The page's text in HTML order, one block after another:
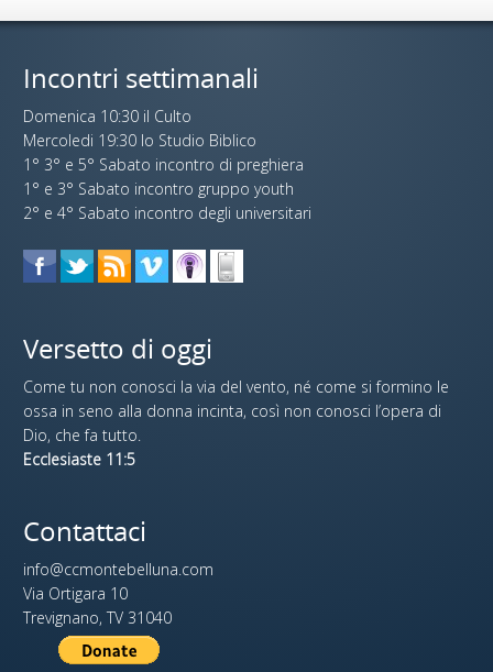
Incontri settimanali
Domenica 10:30 il Culto
Mercoledi 19:30 lo Studio Biblico
1° 3° e 5° Sabato incontro di preghiera
1° e 3° Sabato incontro gruppo youth
2° e 4° Sabato incontro degli universitari
Versetto di oggi
Come tu non conosci la via del vento, né come si formino le
ossa in seno alla donna incinta, così non conosci l’opera di
Dio, che fa tutto.
Ecclesiaste 11:5
Contattaci
info@ccmontebelluna.com
Via Ortigara 10
Trevignano, TV 31040